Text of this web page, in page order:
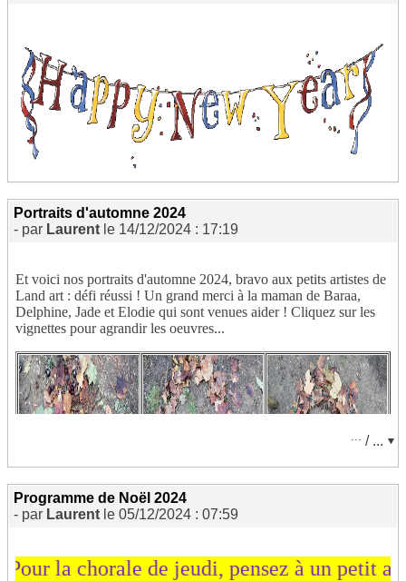
Portraits d'automne 2024
- par Laurent le 14/12/2024 : 17:19
Et voici nos portraits d'automne 2024, bravo aux petits artistes de
Land art : défi réussi ! Un grand merci à la maman de Baraa,
Delphine, Jade et Elodie qui sont venues aider ! Cliquez sur les
vignettes pour agrandir les oeuvres...
Je retouve la leçon consacrée au Défi Art.
/ ...
Programme de Noël 2024
- par Laurent le 05/12/2024 : 07:59
la chorale de jeudi, pensez à un petit